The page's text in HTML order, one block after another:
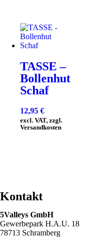
TASSE –
Bollenhut
Schaf
12,95 €
excl. VAT, zzgl.
Versandkosten
Kontakt
5Valleys GmbH
Gewerbepark H.A.U. 18
78713 Schramberg